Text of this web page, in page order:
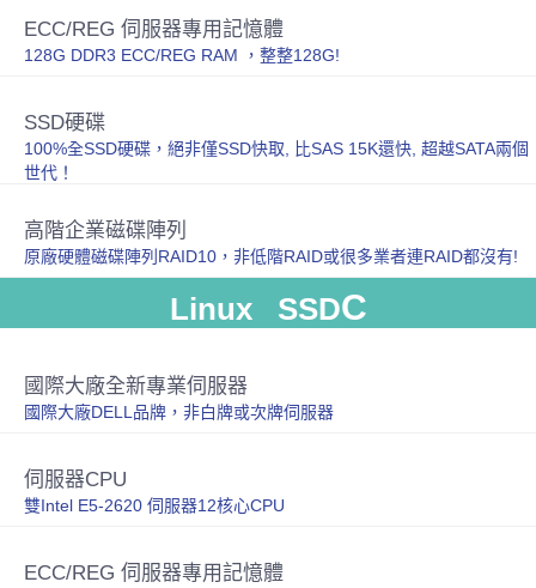
ECC/REG 伺服器專用記憶體
128G DDR3 ECC/REG RAM ，整整128G!
SSD硬碟
100%全SSD硬碟，絕非僅SSD快取, 比SAS 15K還快, 超越SATA兩個
世代！
高階企業磁碟陣列
原廠硬體磁碟陣列RAID10，非低階RAID或很多業者連RAID都沒有!
Linux SSDC
國際大廠全新專業伺服器
國際大廠DELL品牌，非白牌或次牌伺服器
伺服器CPU
雙Intel E5-2620 伺服器12核心CPU
ECC/REG 伺服器專用記憶體